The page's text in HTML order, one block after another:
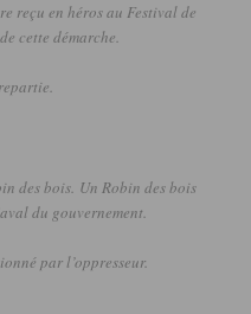
reçu en héros au Festival de
cette démarche.
des bois. Un Robin des bois
du gouvernement.
par l’oppresseur.